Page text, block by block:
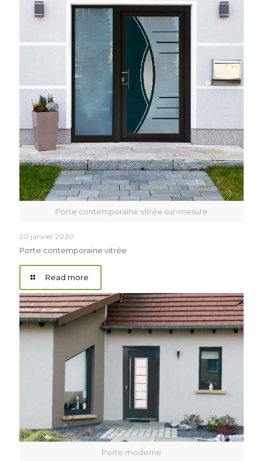
Porte contemporaine vitrée sur-mesure
20 janvier 2020
Porte contemporaine vitrée
Read more
Porte moderne